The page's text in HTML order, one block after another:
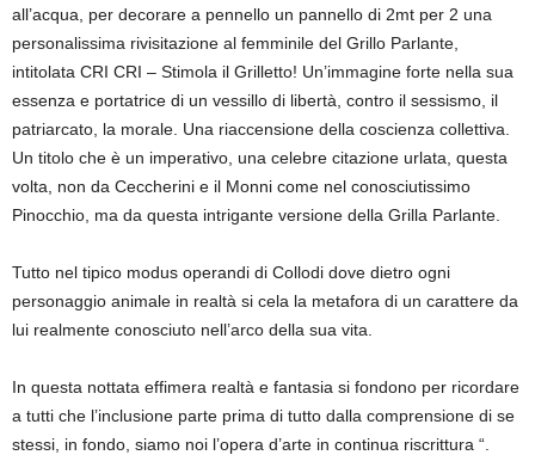
all’acqua, per decorare a pennello un pannello di 2mt per 2 una
personalissima rivisitazione al femminile del Grillo Parlante,
intitolata CRI CRI – Stimola il Grilletto! Un’immagine forte nella sua
essenza e portatrice di un vessillo di libertà, contro il sessismo, il
patriarcato, la morale. Una riaccensione della coscienza collettiva.
Un titolo che è un imperativo, una celebre citazione urlata, questa
volta, non da Ceccherini e il Monni come nel conosciutissimo
Pinocchio, ma da questa intrigante versione della Grilla Parlante.
Tutto nel tipico modus operandi di Collodi dove dietro ogni
personaggio animale in realtà si cela la metafora di un carattere da
lui realmente conosciuto nell’arco della sua vita.
In questa nottata effimera realtà e fantasia si fondono per ricordare
a tutti che l’inclusione parte prima di tutto dalla comprensione di se
stessi, in fondo, siamo noi l’opera d’arte in continua riscrittura “.